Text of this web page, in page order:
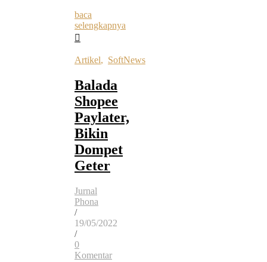
baca
selengkapnya
Artikel, SoftNews
Balada
Shopee
Paylater,
Bikin
Dompet
Geter
Jurnal
Phona
/
19/05/2022
/
0
Komentar